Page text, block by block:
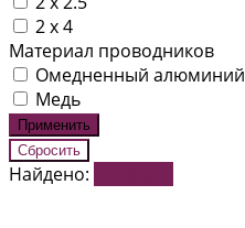
2 х 4
Материал проводников
Омедненный алюминий
Медь
Найдено: